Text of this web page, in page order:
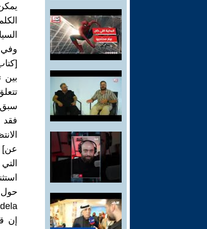
وفي
بين
سبق
عن]
dela) (من أجل أن تتشابك الصيغتان الكتابيتان .
إن